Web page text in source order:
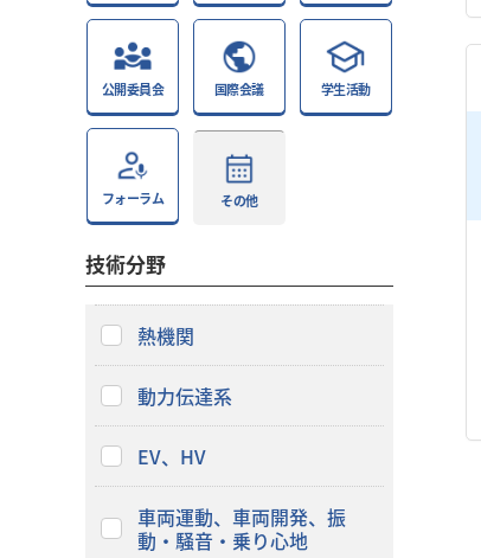
公開委員会 国際会議 学生活動
フォーラム その他
技術分野
熱機関
動力伝達系
EV、HV
車両運動、車両開発、振
動・騒音・乗り心地